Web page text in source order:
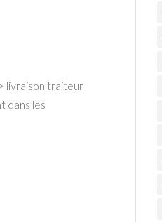
livraison traiteur
dans les